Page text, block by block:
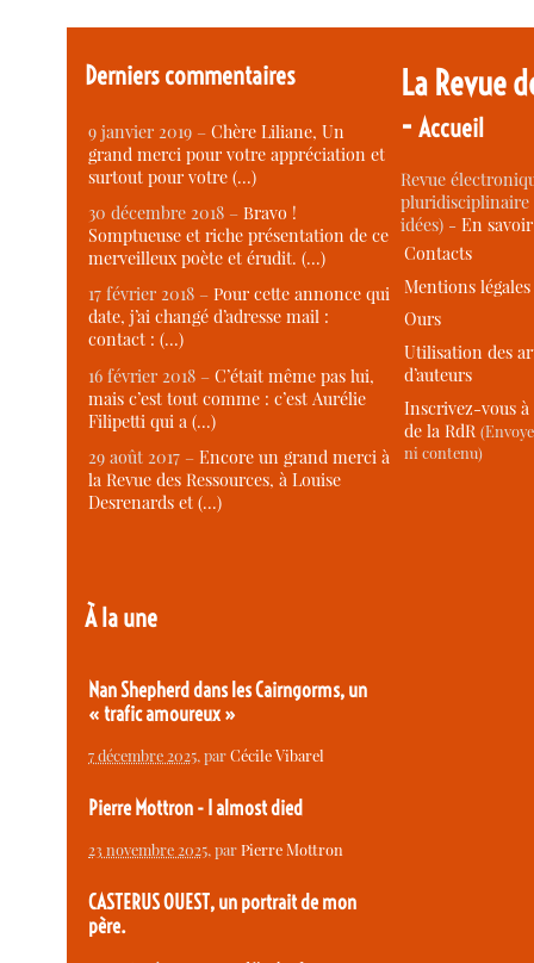
Derniers commentaires
9 janvier 2019 –Chère Liliane, Un
grand merci pour votre appréciation et
surtout pour votre (…)
30 décembre 2018 –Bravo !
Somptueuse et riche présentation de ce
merveilleux poète et érudit. (…)
17 février 2018 –Pour cette annonce qui
date, j’ai changé d’adresse mail :
contact : (…)
16 février 2018 –C’était même pas lui,
mais c’est tout comme : c’est Aurélie
Filipetti qui a (…)
29 août 2017 –Encore un grand merci à
la Revue des Ressources, à Louise
Desrenards et (…)
À la une
Nan Shepherd dans les Cairngorms, un
« trafic amoureux »
7 décembre 2025, parCécile Vibarel
Pierre Mottron - I almost died
23 novembre 2025, parPierre Mottron
CASTERUS OUEST, un portrait de mon
père.
La Revue
-Accueil
Revue
idées) -En
Contacts
Mentions légales
Ours
Utilisation des
d’auteurs
Inscrivez-vous
de la RdR
ni contenu)